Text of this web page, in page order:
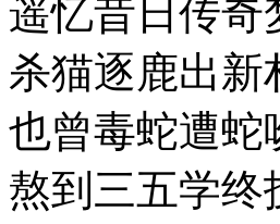
遥忆昔日传
杀猫逐鹿出
也曾毒蛇遭
熬到三五学